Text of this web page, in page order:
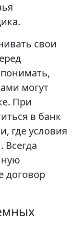
свои
могут
При
в банк
где условия
договор